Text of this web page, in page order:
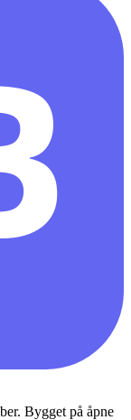
Bygget på åpne